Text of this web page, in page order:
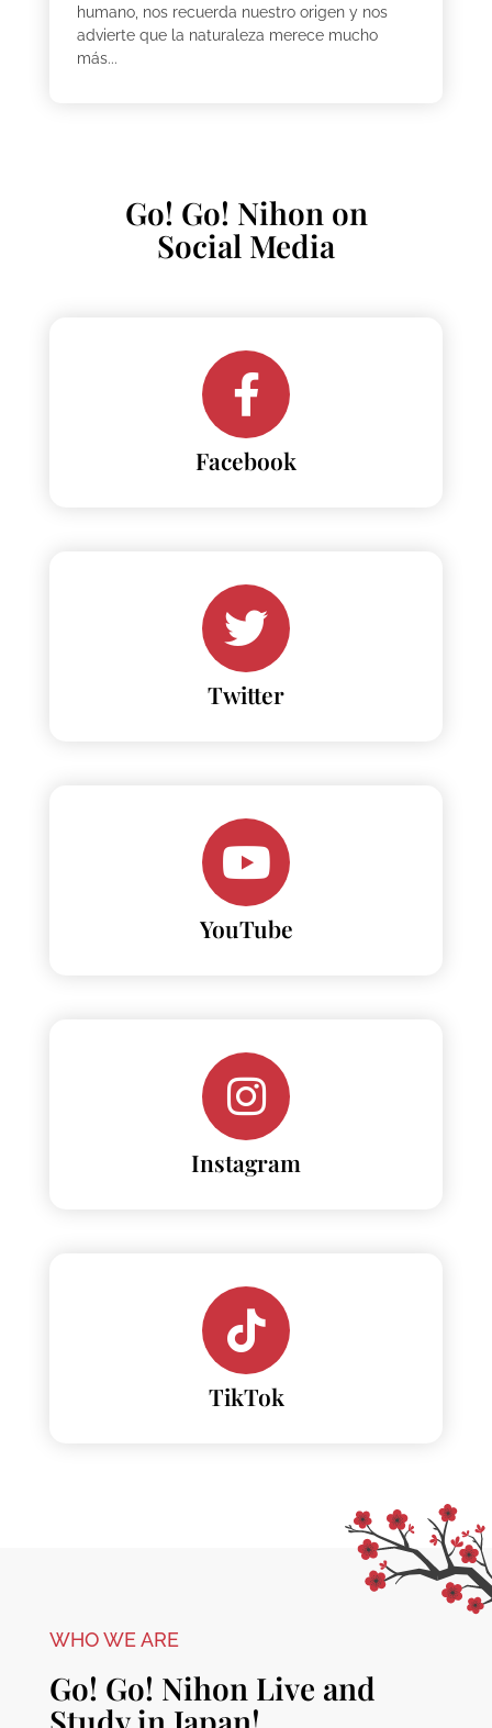
humano, nos recuerda nuestro origen y nos
advierte que la naturaleza merece mucho
más...
Go! Go! Nihon on
Social Media
Facebook
Twitter
YouTube
Instagram
TikTok
WHO WE ARE
Go! Go! Nihon Live and